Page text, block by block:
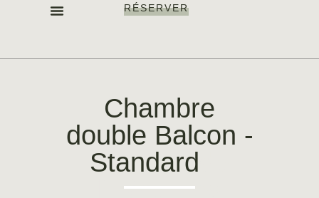
RÉSERVER
Chambre
double Balcon -
Standard
l'Hôtel Les